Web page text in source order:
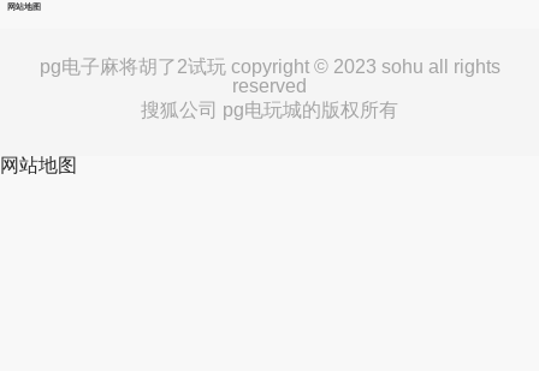
网站地图
pg电子麻将胡了2试玩 copyright © 2023 sohu all rights
reserved
搜狐公司 pg电玩城的版权所有
网站地图